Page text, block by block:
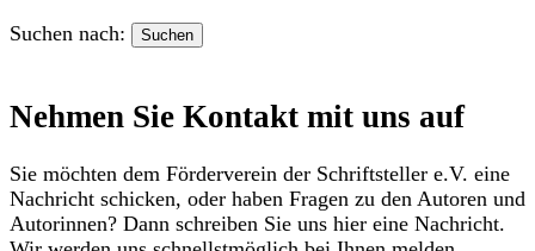
Suchen nach:
Nehmen Sie Kontakt mit uns auf
Sie möchten dem Förderverein der Schriftsteller e.V. eine
Nachricht schicken, oder haben Fragen zu den Autoren und
Autorinnen? Dann schreiben Sie uns hier eine Nachricht.